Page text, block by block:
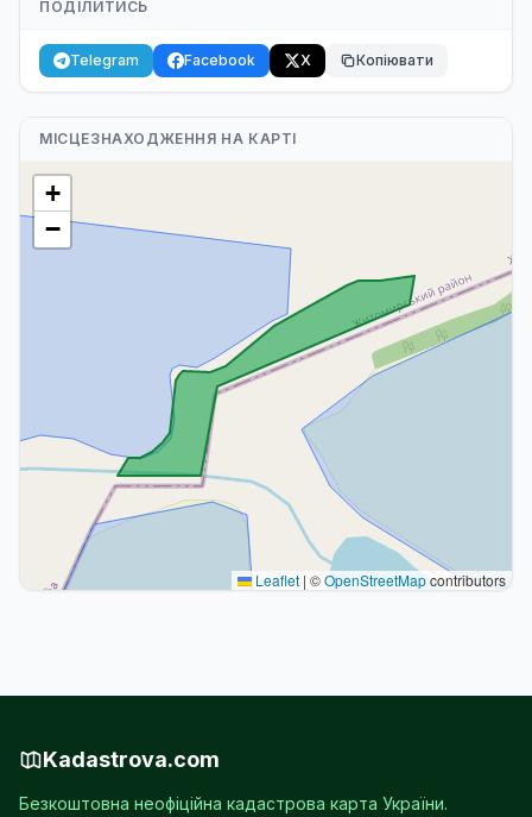
ПОДІЛИТИСЬ
Telegram Facebook X Копіювати
МІСЦЕЗНАХОДЖЕННЯ НА КАРТІ
+
−
Leaflet | ©OpenStreetMapcontributors
Kadastrova.com
Безкоштовна неофіційна кадастрова карта України.